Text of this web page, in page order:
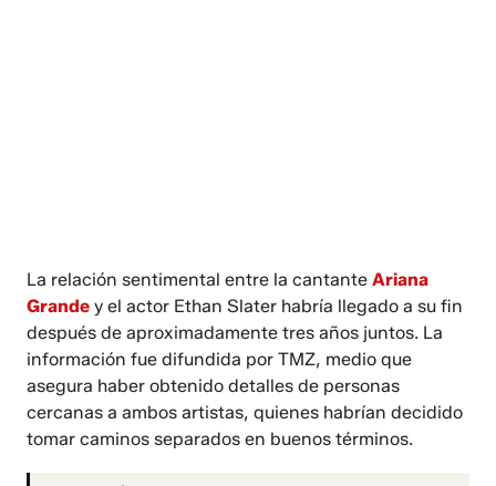
La relación sentimental entre la cantanteAriana
Grande y el actor Ethan Slater habría llegado a su fin
después de aproximadamente tres años juntos. La
información fue difundida por TMZ, medio que
asegura haber obtenido detalles de personas
cercanas a ambos artistas, quienes habrían decidido
tomar caminos separados en buenos términos.